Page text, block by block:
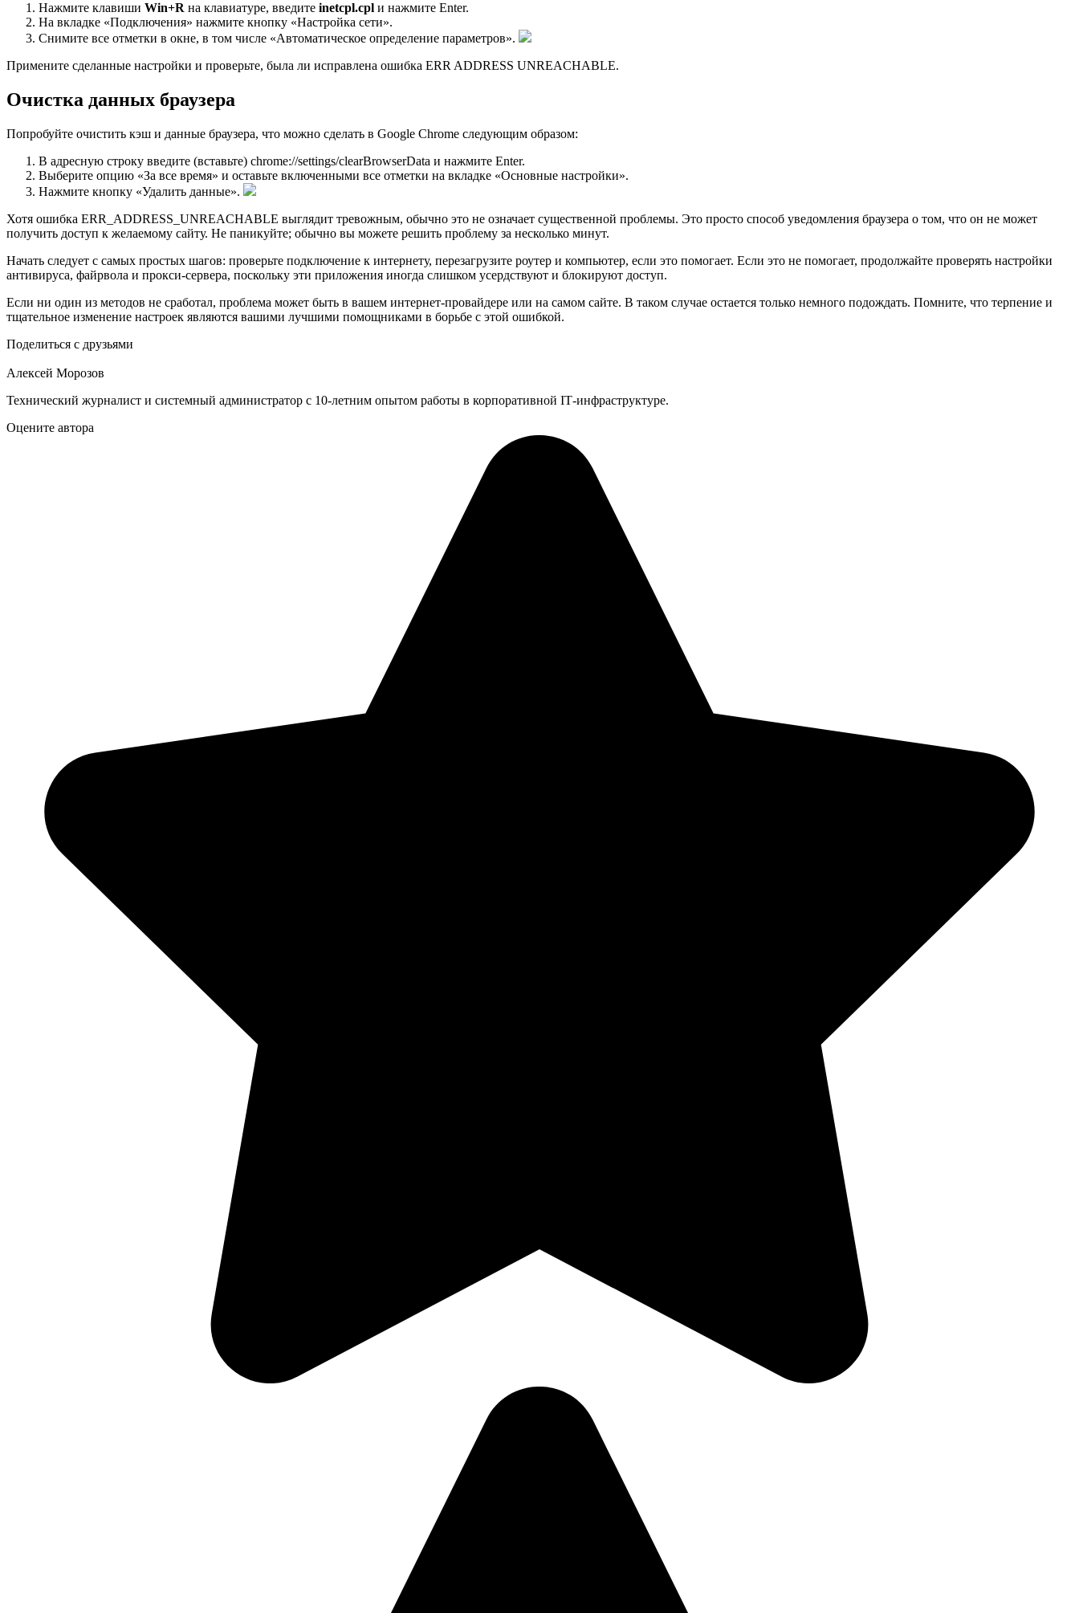
Нажмите клавиши Win+R на клавиатуре, введите inetcpl.cpl и нажмите Enter.
На вкладке «Подключения» нажмите кнопку «Настройка сети».
Снимите все отметки в окне, в том числе «Автоматическое определение параметров».
Примените сделанные настройки и проверьте, была ли исправлена ошибка ERR ADDRESS UNREACHABLE.
Очистка данных браузера
Попробуйте очистить кэш и данные браузера, что можно сделать в Google Chrome следующим образом:
В адресную строку введите (вставьте) chrome://settings/clearBrowserData и нажмите Enter.
Выберите опцию «За все время» и оставьте включенными все отметки на вкладке «Основные настройки».
Нажмите кнопку «Удалить данные».
Хотя ошибка ERR_ADDRESS_UNREACHABLE выглядит тревожным, обычно это не означает существенной проблемы. Это просто способ уведомления браузера о том, что он не может
получить доступ к желаемому сайту. Не паникуйте; обычно вы можете решить проблему за несколько минут.
Начать следует с самых простых шагов: проверьте подключение к интернету, перезагрузите роутер и компьютер, если это помогает. Если это не помогает, продолжайте проверять настройки
антивируса, файрвола и прокси-сервера, поскольку эти приложения иногда слишком усердствуют и блокируют доступ.
Если ни один из методов не сработал, проблема может быть в вашем интернет-провайдере или на самом сайте. В таком случае остается только немного подождать. Помните, что терпение и
тщательное изменение настроек являются вашими лучшими помощниками в борьбе с этой ошибкой.
Поделиться с друзьями
Алексей Морозов
Технический журналист и системный администратор с 10‑летним опытом работы в корпоративной IT‑инфраструктуре.
Оцените автора